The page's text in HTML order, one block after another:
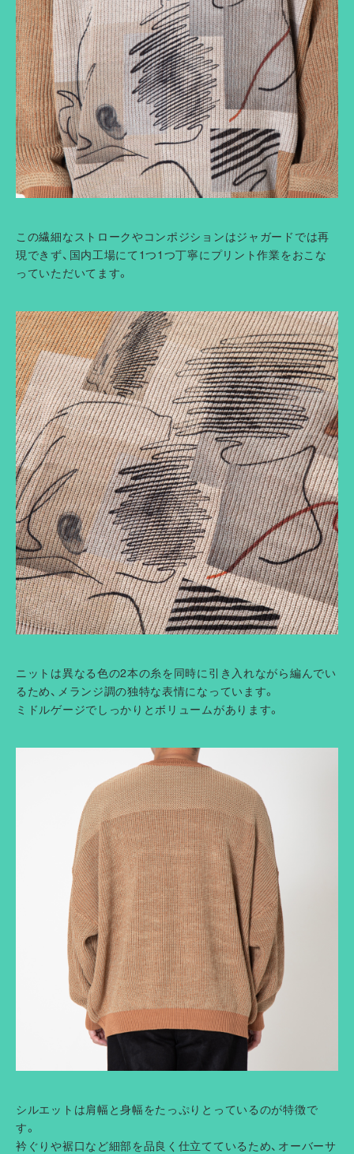
この繊細なストロークやコンポジションはジャガードでは再
現できず、国内工場にて1つ1つ丁寧にプリント作業をおこな
っていただいてます。
ニットは異なる色の2本の糸を同時に引き入れながら編んでい
るため、メランジ調の独特な表情になっています。
ミドルゲージでしっかりとボリュームがあります。
シルエットは肩幅と身幅をたっぷりとっているのが特徴で
す。
衿ぐりや裾口など細部を品良く仕立てているため、オーバーサ